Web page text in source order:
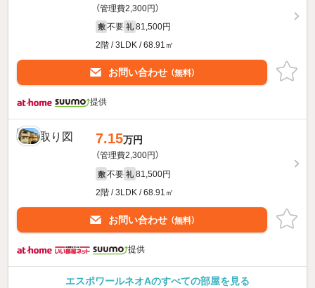
（管理費2,300円）
敷 不要 礼 81,500円
2階 / 3LDK / 68.91㎡
お問い合わせ （無料）
提供
7.15万円
（管理費2,300円）
敷 不要 礼 81,500円
2階 / 3LDK / 68.91㎡
お問い合わせ （無料）
提供
エスポワールネオAのすべての部屋を見る